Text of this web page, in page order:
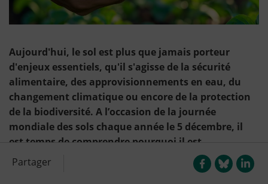
Aujourd'hui, le sol est plus que jamais porteur
d'enjeux essentiels, qu'il s'agisse de la sécurité
alimentaire, des approvisionnements en eau, du
changement climatique ou encore de la protection
de la biodiversité. A l’occasion de la journée
mondiale des sols chaque année le 5 décembre, il
est temps de comprendre pourquoi il est
indispensable de le préserver.
Partager